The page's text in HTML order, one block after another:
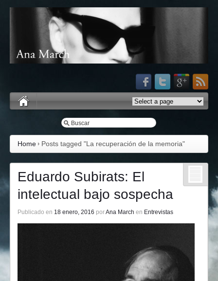
Home Posts tagged "La recuperación de la memoria"
Eduardo Subirats: El
intelectual bajo sospecha
Publicado en 18 enero, 2016 porAna March en Entrevistas